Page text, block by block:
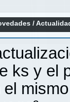
/
ks y el